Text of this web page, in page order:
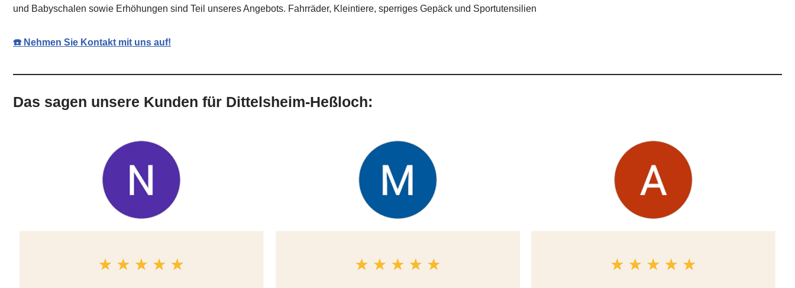
und Babyschalen sowie Erhöhungen sind Teil unseres Angebots. Fahrräder, Kleintiere, sperriges Gepäck und Sportutensilien
☎️ Nehmen Sie Kontakt mit uns auf!
Das sagen unsere Kunden für Dittelsheim-Heßloch: